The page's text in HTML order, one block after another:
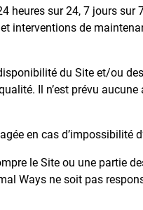
heures sur 24, 7 jours
interventions de
du Site et/ou
Il n’est prévu
en cas d’impossibilité
le Site ou une partie
Ways ne soit pas